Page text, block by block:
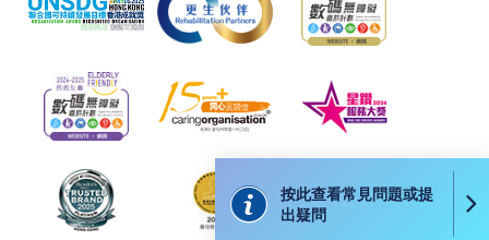
卻不能為這些資訊作出任何明確或隱含的保證。本學院尤其不
會保證下列各項：資訊並無侵犯版權，資訊可安全使用、資訊
本學院（包括其僱員及附屬機構）對你在網上付款而由下列原
因所導致的任何損失，一概不負責；上述原因包括：（1）由
付款銀行或獨立商戶因為付款的網關在處理付款的信用卡、付
款卡、智能卡或其他付款的設施時出現任何信息或資訊傳送的
失誤、延誤、中斷、中止、或限制（2）從付款的網關傳送而
按此查看常見問題或提
出疑問
折